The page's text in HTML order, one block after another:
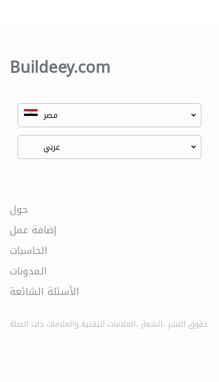
Buildeey.com
حول
إضافة عمل
الحاسبات
المدونات
الأسئلة الشائعة
حقوق النشر ،الشعار ،العلامات التقنية والعلامات ذات الصلة